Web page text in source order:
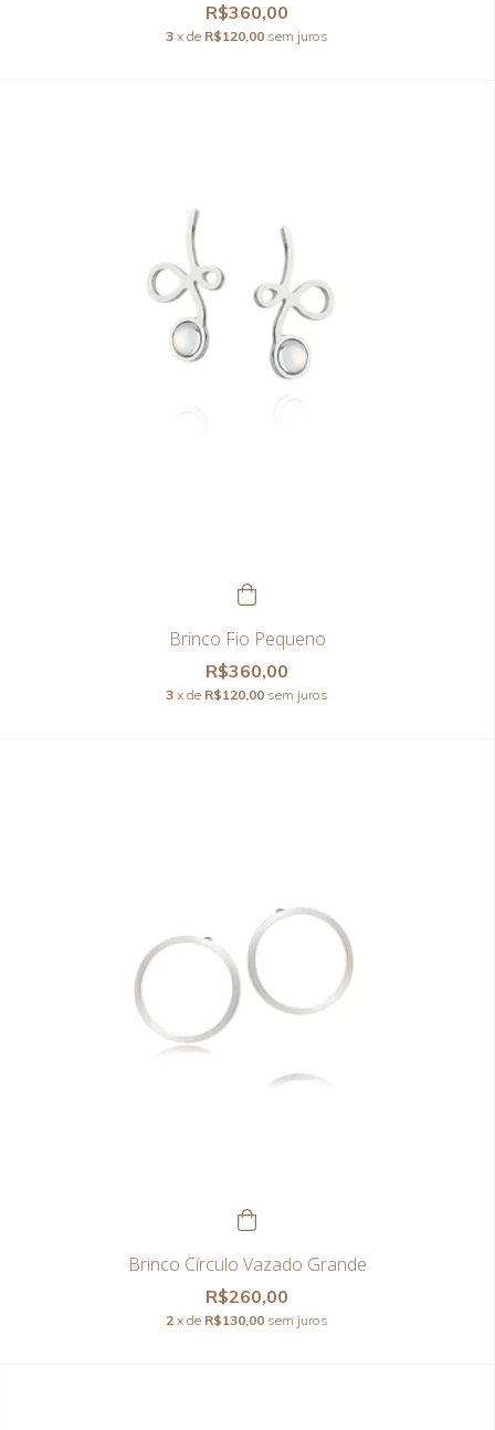
R$360,00
3 x de R$120,00 sem juros
Brinco Fio Pequeno
R$360,00
3 x de R$120,00 sem juros
Brinco Círculo Vazado Grande
R$260,00
2 x de R$130,00 sem juros